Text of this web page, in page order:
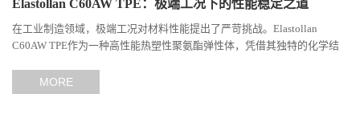
Elastollan C60AW TPE：极端工况下的性能稳定之道
在工业制造领域，极端工况对材料性能提出了严苛挑战。Elastollan
C60AW TPE作为一种高性能热塑性聚氨酯弹性体，凭借其独特的化学结
MORE